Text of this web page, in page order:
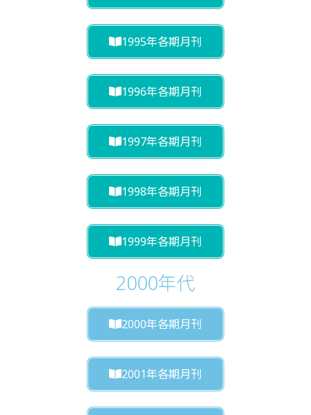
1995年各期月刊
1996年各期月刊
1997年各期月刊
1998年各期月刊
1999年各期月刊
2000年代
2000年各期月刊
2001年各期月刊